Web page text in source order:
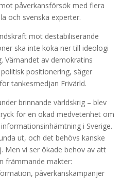
påverkansförsök med flera
och svenska experter.
mot destabiliserande
ska inte koka ner till ideologi
Värnandet av demokratins
positionering, säger
tankesmedjan Frivärld.
brinnande världskrig – blev
för en ökad medvetenhet om
i Sverige.
ut, och det behövs kanske
Men vi ser ökade behov av att
främmande makter:
påverkanskampanjer